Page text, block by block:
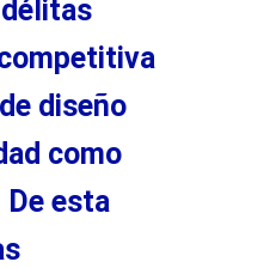
de diseño
como
De esta